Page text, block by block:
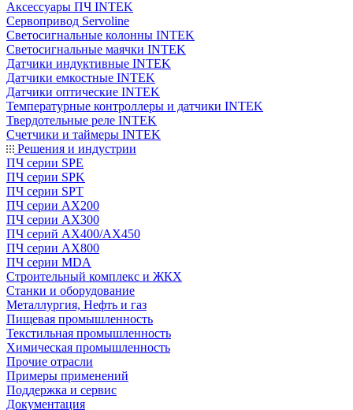
Аксессуары ПЧ INTEK
Сервопривод Servoline
Светосигнальные колонны INTEK
Светосигнальные маячки INTEK
Датчики индуктивные INTEK
Датчики емкостные INTEK
Датчики оптические INTEK
Температурные контроллеры и датчики INTEK
Твердотельные реле INTEK
Счетчики и таймеры INTEK
Решения и индустрии
ПЧ серии SPE
ПЧ серии SPK
ПЧ серии SPT
ПЧ серии AX200
ПЧ серии AX300
ПЧ серий AX400/AX450
ПЧ серии AX800
ПЧ серии MDA
Строительный комплекс и ЖКХ
Станки и оборудование
Металлургия, Нефть и газ
Пищевая промышленность
Текстильная промышленность
Химическая промышленность
Прочие отрасли
Примеры применений
Поддержка и сервис
Документация